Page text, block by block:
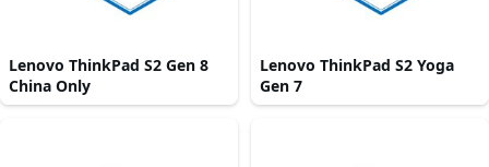
Lenovo ThinkPad S2 Gen 8
China Only
Lenovo ThinkPad S2 Yoga
Gen 7